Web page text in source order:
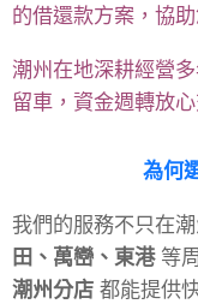
的借還款方案，協
潮州在地深耕經營
留車，資金週轉放心
為何
我們的服務不只在
田、萬巒、東港等
潮州分店 都能提供